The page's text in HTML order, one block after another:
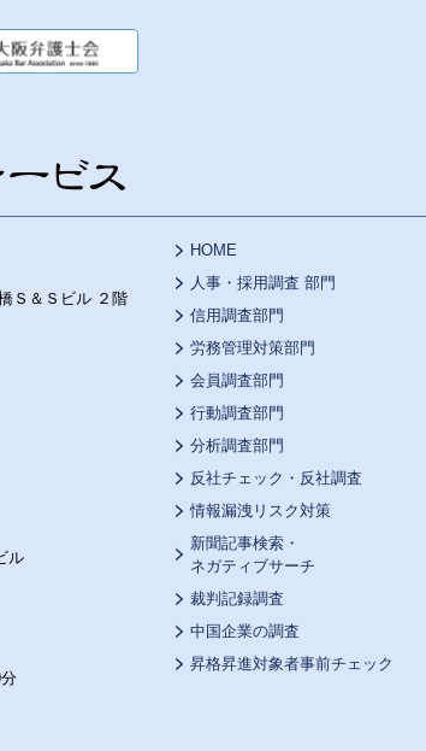
Ｓ＆Ｓビル ２階
ル
HOME
人事・採用調査 部門
信用調査部門
労務管理対策部門
会員調査部門
行動調査部門
分析調査部門
反社チェック・反社調査
情報漏洩リスク対策
新聞記事検索・
ネガティブサーチ
裁判記録調査
中国企業の調査
昇格昇進対象者事前チェック